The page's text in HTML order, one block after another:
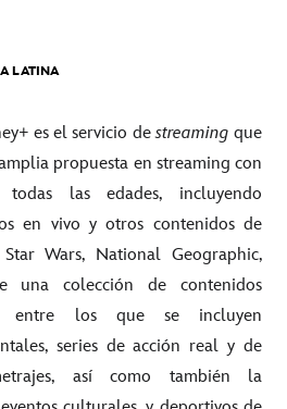
LATINA
es el servicio destreamingque
propuesta en streaming con
todas las edades, incluyendo
en vivo y otros contenidos de
Wars, National Geographic,
una colección de contenidos
entre los que se incluyen
series de acción real y de
así como también la